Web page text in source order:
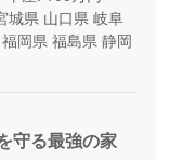
城県 山口県 岐阜
福岡県 福島県 静岡
守る最強の家